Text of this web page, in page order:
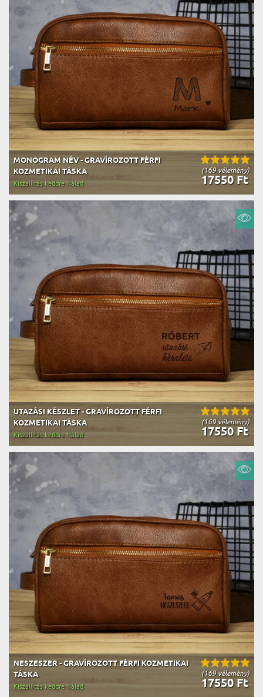
(169 vélemény)
MONOGRAM NÉV - GRAVÍROZOTT FÉRFI
KOZMETIKAI TÁSKA
17550 Ft
Kiszállítás keddre Nálad
(169 vélemény)
UTAZÁSI KÉSZLET - GRAVÍROZOTT FÉRFI
KOZMETIKAI TÁSKA
17550 Ft
Kiszállítás keddre Nálad
(169 vélemény)
NESZESZER - GRAVÍROZOTT FÉRFI KOZMETIKAI
TÁSKA
17550 Ft
Kiszállítás keddre Nálad